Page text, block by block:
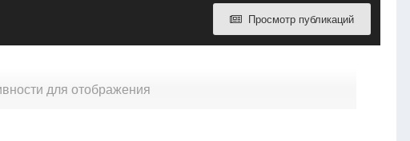
Просмотр публикаций
для отображения